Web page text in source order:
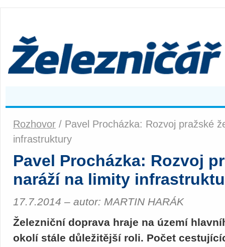
Rozhovor / Pavel Procházka: Rozvoj pražské
infrastruktury
Pavel Procházka: Rozvoj
naráží na limity
17.7.2014 – autor: MARTIN HARÁK
Železniční doprava hraje na území
okolí stále důležitější roli. Počet